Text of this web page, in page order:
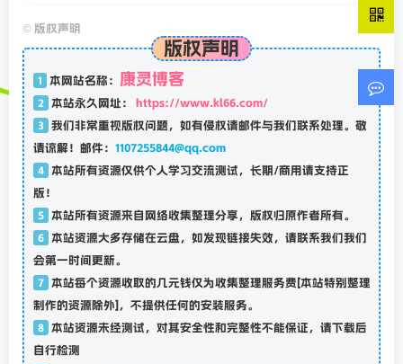
© 版权声明
版权声明
1 本网站名称： 康灵博客
2 本站永久网址： https://www.kl66.com/
3 我们非常重视版权问题，如有侵权请邮件与我们联系处理。敬
请谅解！邮件： 1107255844@qq.com
4
本站所有资源仅供个人学习交流测试，长期/商用请支持正
版！
5
本站所有资源来自网络收集整理分享，版权归原作者所有。
6
本站资源大多存储在云盘，如发现链接失效，请联系我们我们
会第一时间更新。
7
本站每个资源收取的几元钱仅为收集整理服务费[本站特别整理
制作的资源除外]，不提供任何的安装服务。
8
本站资源未经测试，对其安全性和完整性不能保证，请下载后
自行检测